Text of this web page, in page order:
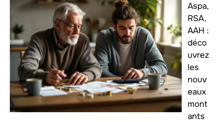
Aspa,
RSA,
AAH :
déco
uvrez
les
nouv
eaux
mont
ants